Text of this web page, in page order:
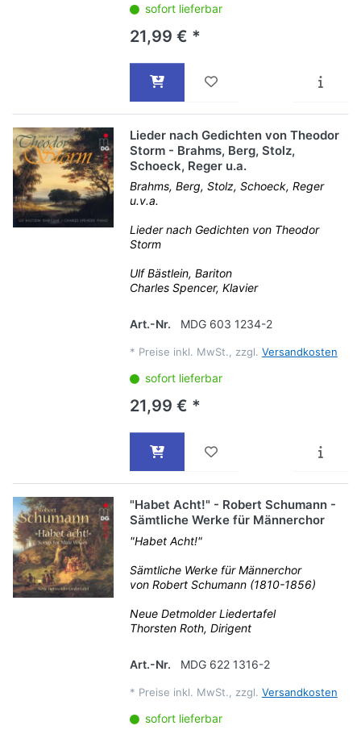
sofort lieferbar
21,99 € *
Lieder nach Gedichten von Theodor
Storm - Brahms, Berg, Stolz,
Schoeck, Reger u.a.
Brahms, Berg, Stolz, Schoeck, Reger
u.v.a.
Lieder nach Gedichten von Theodor
Storm
Ulf Bästlein, Bariton
Charles Spencer, Klavier
Art.-Nr. MDG 603 1234-2
* Preise inkl. MwSt., zzgl. Versandkosten
sofort lieferbar
21,99 € *
"Habet Acht!" - Robert Schumann -
Sämtliche Werke für Männerchor
"Habet Acht!"
Sämtliche Werke für Männerchor
von Robert Schumann (1810-1856)
Neue Detmolder Liedertafel
Thorsten Roth, Dirigent
Art.-Nr. MDG 622 1316-2
* Preise inkl. MwSt., zzgl. Versandkosten
sofort lieferbar